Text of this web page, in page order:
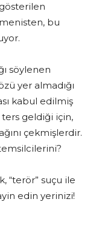
bu
söylenen
yer almadığı
kabul edilmiş
geldiği için,
çekmişlerdir.
“terör” suçu ile
edin yerinizi!